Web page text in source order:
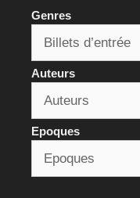
Genres
Auteurs
Epoques